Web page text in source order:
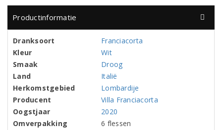
Productinformatie
Dranksoort
Franciacorta
Kleur
Wit
Smaak
Droog
Land
Italië
Herkomstgebied
Lombardije
Producent
Villa Franciacorta
Oogstjaar
2020
Omverpakking
6 flessen